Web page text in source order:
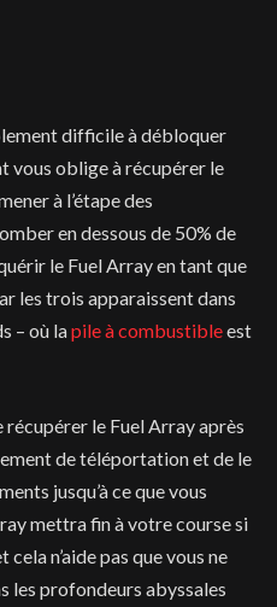
difficile à débloquer
vous oblige à récupérer le
à l’étape des
en dessous de 50% de
le Fuel Array en tant que
les trois apparaissent dans
– où lapile à combustibleest
le Fuel Array après
de téléportation et de le
jusqu’à ce que vous
mettra fin à votre course si
n’aide pas que vous ne
les profondeurs abyssales